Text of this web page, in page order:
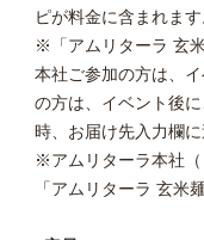
ピが料金に含まれます
※「アムリターラ 玄
本社ご参加の方は、
の方は、イベント後
時、お届け先入力欄に
※アムリターラ本社
「アムリターラ 玄米